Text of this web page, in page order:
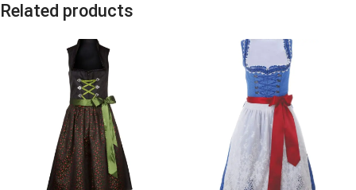
Related products